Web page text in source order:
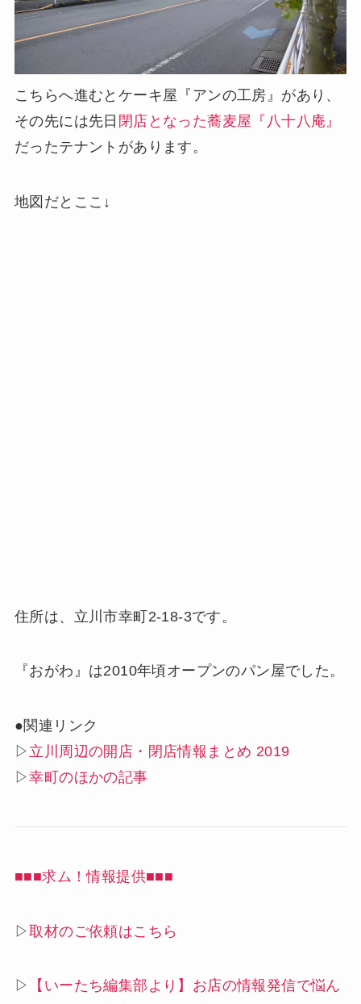
こちらへ進むとケーキ屋『アンの工房』があり、
その先には先日 閉店となった蕎麦屋『八十八庵』
だったテナントがあります。
地図だとここ↓
住所は、立川市幸町2-18-3です。
『おがわ』は2010年頃オープンのパン屋でした。
●関連リンク
▷ 立川周辺の開店・閉店情報まとめ 2019
▷幸町のほかの記事
■■■求ム！情報提供■■■
▷取材のご依頼はこちら
▷
【いーたち編集部より】お店の情報発信で悩ん